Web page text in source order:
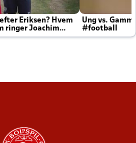
Eriksen? Hvem
ringer Joachim
Ung vs.
#football